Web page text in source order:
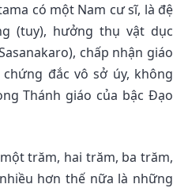
có một Nam cư sĩ, là đệ
(tuy), hưởng thụ vật dục
chấp nhận giáo
đắc vô sở úy, không
Thánh giáo của bậc Ðạo
trăm, hai trăm, ba trăm,
hơn thế nữa là những